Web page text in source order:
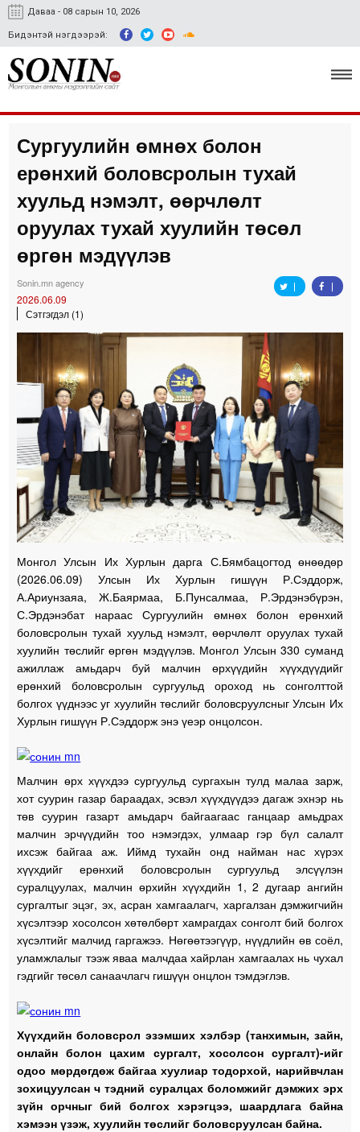
Даваа - 08 сарын 10, 2026
Бидэнтэй нэгдээрэй:
Улс төр, эдийн засаг
Гэмт хэрэг
Нийгэм, соёл
Спорт
Сургуулийн өмнөх болон
ерөнхий боловсролын тухай
хуульд нэмэлт, өөрчлөлт
оруулах тухай хуулийн төсөл
өргөн мэдүүлэв
Sonin.mn agency
2026.06.09
Сэтгэгдэл (1)
Монгол Улсын Их Хурлын дарга С.Бямбацогтод өнөөдөр
(2026.06.09) Улсын Их Хурлын гишүүн Р.Сэддорж,
А.Ариунзаяа, Ж.Баярмаа, Б.Пунсалмаа, Р.Эрдэнэбүрэн,
С.Эрдэнэбат нараас Сургуулийн өмнөх болон ерөнхий
боловсролын тухай хуульд нэмэлт, өөрчлөлт оруулах тухай
хуулийн төслийг өргөн мэдүүлэв. Монгол Улсын 330 суманд
ажиллаж амьдарч буй малчин өрхүүдийн хүүхдүүдийг
ерөнхий боловсролын сургуульд ороход нь сонголттой
болгох үүднээс уг хуулийн төслийг боловсруулсныг Улсын Их
Хурлын гишүүн Р.Сэддорж энэ үеэр онцолсон.
Малчин өрх хүүхдээ сургуульд сургахын тулд малаа зарж,
хот суурин газар бараадах, эсвэл хүүхдүүдээ дагаж эхнэр нь
төв суурин газарт амьдарч байгаагаас ганцаар амьдрах
малчин эрчүүдийн тоо нэмэгдэх, улмаар гэр бүл салалт
ихсэж байгаа аж. Иймд тухайн онд найман нас хүрэх
хүүхдийг ерөнхий боловсролын сургуульд элсүүлэн
суралцуулах, малчин өрхийн хүүхдийн 1, 2 дугаар ангийн
сургалтыг эцэг, эх, асран хамгаалагч, харгалзан дэмжигчийн
хүсэлтээр хосолсон хөтөлбөрт хамрагдах сонголт бий болгох
хүсэлтийг малчид гаргажээ. Нөгөөтээгүүр, нүүдлийн өв соёл,
уламжлалыг тээж яваа малчдаа хайрлан хамгаалах нь чухал
гэдгийг төсөл санаачлагч гишүүн онцлон тэмдэглэв.
Хүүхдийн боловсрол эзэмших хэлбэр (танхимын, зайн,
онлайн болон цахим сургалт, хосолсон сургалт)-ийг
одоо мөрдөгдөж байгаа хуулиар тодорхой, нарийвчлан
зохицуулсан ч тэдний суралцах боломжийг дэмжих эрх
зүйн орчныг бий болгох хэрэгцээ, шаардлага байна
хэмээн үзэж, хуулийн төслийг боловсруулсан байна.